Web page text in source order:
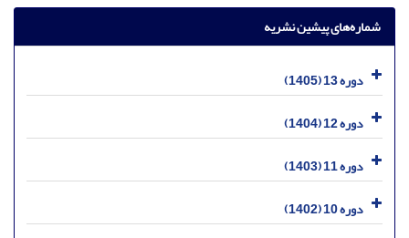
شماره‌های پیشین نشریه
دوره 13 (1405)
دوره 12 (1404)
دوره 11 (1403)
دوره 10 (1402)